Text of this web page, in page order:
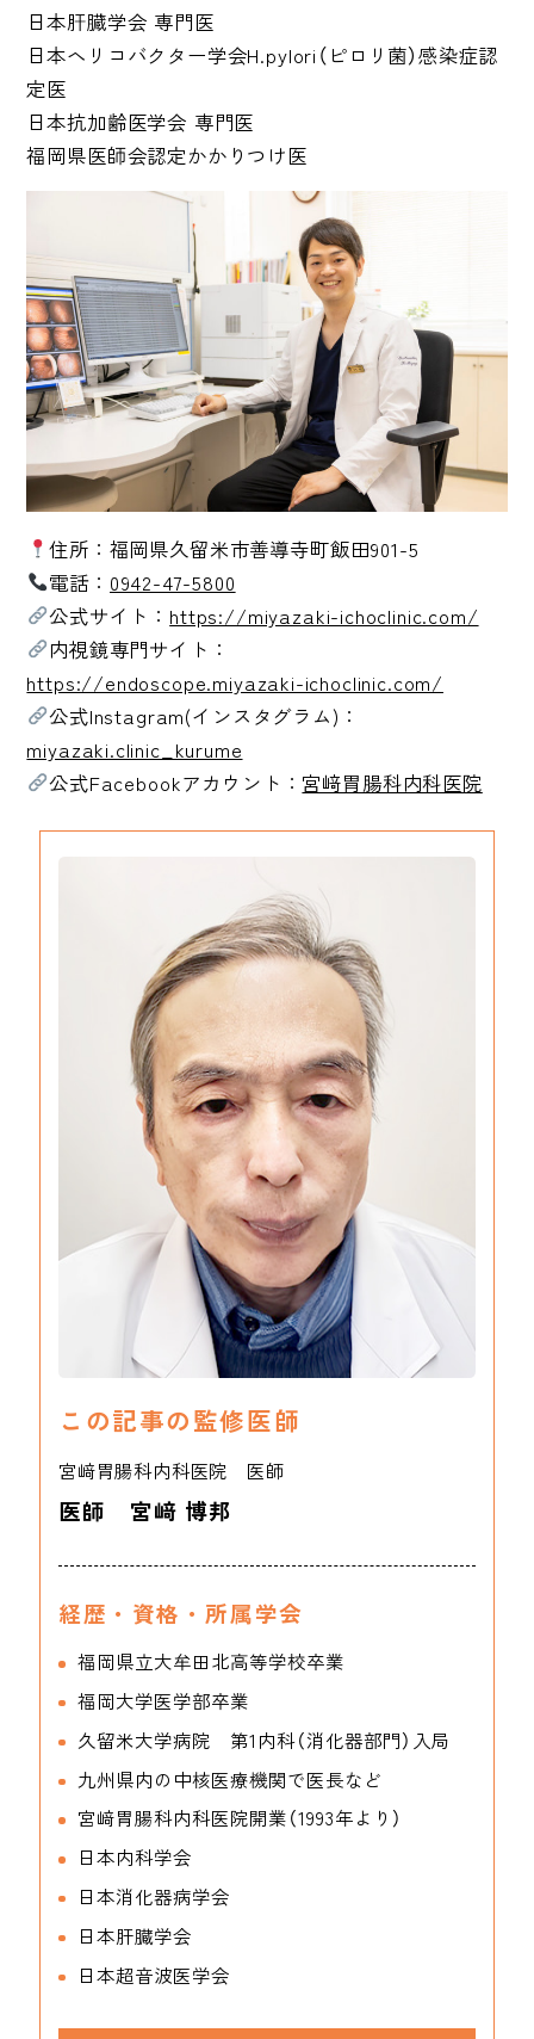
日本肝臓学会 専門医
日本ヘリコバクター学会H.pylori（ピロリ菌）感染症認
定医
日本抗加齢医学会 専門医
福岡県医師会認定かかりつけ医
住所：福岡県久留米市善導寺町飯田901-5
電話： 0942-47-5800
公式サイト： https://miyazaki-ichoclinic.com/
内視鏡専門サイト：
https://endoscope.miyazaki-ichoclinic.com/
公式Instagram(インスタグラム)：
miyazaki.clinic_kurume
公式Facebookアカウント： 宮﨑胃腸科内科医院
この記事の監修医師
宮﨑胃腸科内科医院 医師
医師 宮﨑 博邦
経歴・資格・所属学会
福岡県立大牟田北高等学校卒業
福岡大学医学部卒業
久留米大学病院 第1内科（消化器部門）入局
九州県内の中核医療機関で医長など
宮﨑胃腸科内科医院開業（1993年より）
日本内科学会
日本消化器病学会
日本肝臓学会
日本超音波医学会